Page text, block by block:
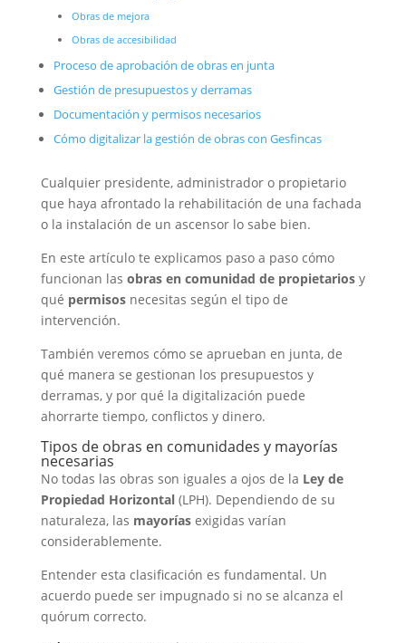
Obras de mejora
Obras de accesibilidad
Proceso de aprobación de obras en junta
Gestión de presupuestos y derramas
Documentación y permisos necesarios
Cómo digitalizar la gestión de obras con Gesfincas
Cualquier presidente, administrador o propietario
que haya afrontado la rehabilitación de una fachada
o la instalación de un ascensor lo sabe bien.
En este artículo te explicamos paso a paso cómo
funcionan las obras en comunidad de propietariosy
qué permisosnecesitas según el tipo de
intervención.
También veremos cómo se aprueban en junta, de
qué manera se gestionan los presupuestos y
derramas, y por qué la digitalización puede
ahorrarte tiempo, conflictos y dinero.
Tipos de obras en comunidades y mayorías
necesarias
No todas las obras son iguales a ojos de la Ley de
Propiedad Horizontal(LPH). Dependiendo de su
naturaleza, las mayoríasexigidas varían
considerablemente.
Entender esta clasificación es fundamental. Un
acuerdo puede ser impugnado si no se alcanza el
quórum correcto.